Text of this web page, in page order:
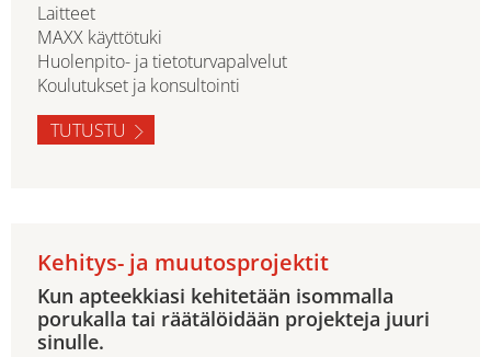
Laitteet
MAXX käyttötuki
Huolenpito- ja tietoturvapalvelut
Koulutukset ja konsultointi
TUTUSTU
Kehitys- ja muutosprojektit
Kun apteekkiasi kehitetään isommalla
porukalla tai räätälöidään projekteja juuri
sinulle.